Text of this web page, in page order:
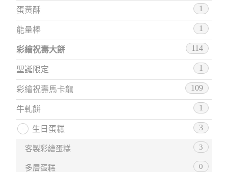
蛋黃酥 1
能量棒 1
彩繪祝壽大餅 114
聖誕限定 1
彩繪祝壽馬卡龍 109
牛軋餅 1
生日蛋糕 3
客製彩繪蛋糕 3
多層蛋糕 0